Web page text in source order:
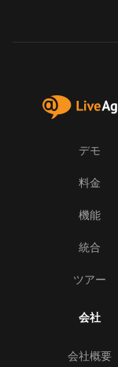
デモ
料金
機能
統合
ツアー
会社
会社概要